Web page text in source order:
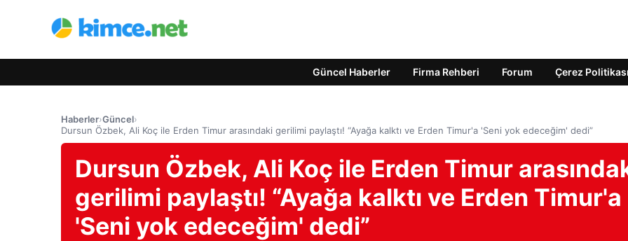
Güncel Haberler Firma Rehberi Forum Çerez Politikası
Haberler›Güncel›
Dursun Özbek, Ali Koç ile Erden Timur arasındaki gerilimi paylaştı! “Ayağa kalktı ve Erden Timur'a 'Seni yok edeceğim' dedi”
Dursun Özbek, Ali Koç ile Erden Timur
gerilimi paylaştı! “Ayağa kalktı ve Erden Timur'a
'Seni yok edeceğim' dedi”